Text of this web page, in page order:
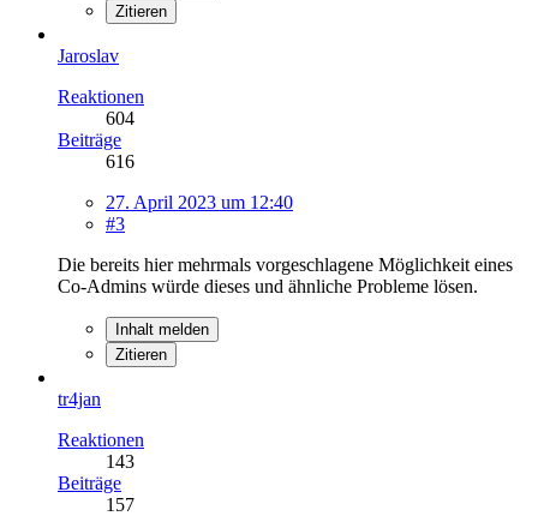
Zitieren
Jaroslav
Reaktionen
604
Beiträge
616
27. April 2023 um 12:40
#3
Die bereits hier mehrmals vorgeschlagene Möglichkeit eines
Co-Admins würde dieses und ähnliche Probleme lösen.
Inhalt melden
Zitieren
tr4jan
Reaktionen
143
Beiträge
157